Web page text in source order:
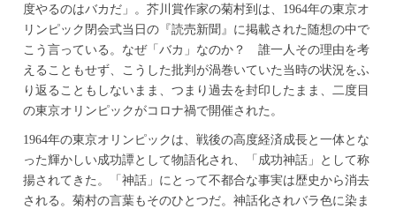
度やるのはバカだ」。芥川賞作家の菊村到は、1964年の東京オ
リンピック閉会式当日の『読売新聞』に掲載された随想の中で
こう言っている。なぜ「バカ」なのか？ 誰一人その理由を考
えることもせず、こうした批判が渦巻いていた当時の状況をふ
り返ることもしないまま、つまり過去を封印したまま、二度目
の東京オリンピックがコロナ禍で開催された。
1964年の東京オリンピックは、戦後の高度経済成長と一体とな
った輝かしい成功譚として物語化され、「成功神話」として称
揚されてきた。「神話」にとって不都合な事実は歴史から消去
される。菊村の言葉もそのひとつだ。神話化されバラ色に染ま